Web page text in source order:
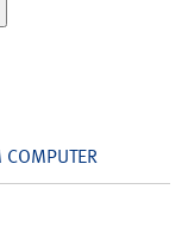
COMPUTER